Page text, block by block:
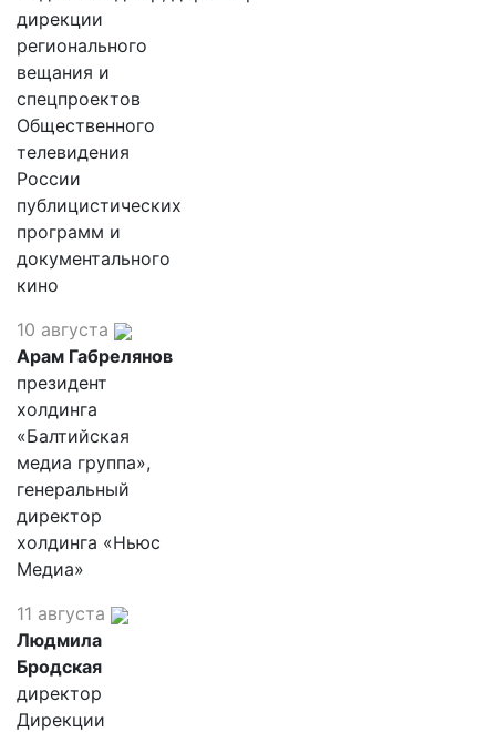
дирекции
регионального
вещания и
спецпроектов
Общественного
телевидения
России
публицистических
программ и
документального
кино
10 августа
Арам Габрелянов
президент
холдинга
«Балтийская
медиа группа»,
генеральный
директор
холдинга «Ньюс
Медиа»
11 августа
Людмила
Бродская
директор
Дирекции